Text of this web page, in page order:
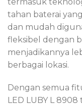
tahan baterai
dan mudah
fleksibel dengan
menjadikannya
berbagai lokasi.
Dengan semua
LED LUBY L